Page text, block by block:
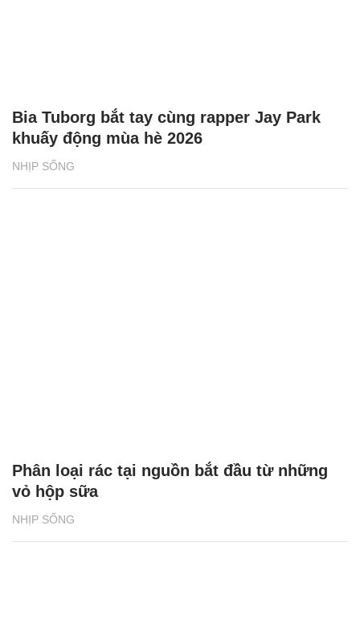
NHỊP SỐNG
Bia Tuborg bắt tay cùng rapper Jay Park
khuấy động mùa hè 2026
NHỊP SỐNG
Phân loại rác tại nguồn bắt đầu từ những
vỏ hộp sữa